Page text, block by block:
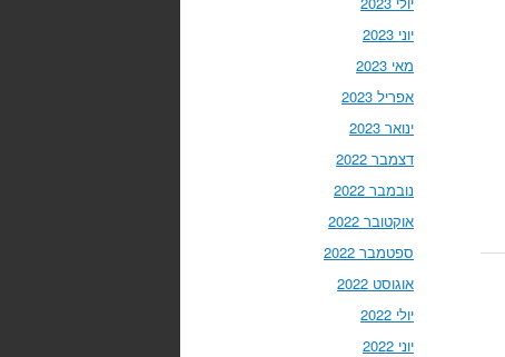
יוני 2023
מאי 2023
אפריל 2023
ינואר 2023
דצמבר 2022
נובמבר 2022
אוקטובר 2022
ספטמבר 2022
אוגוסט 2022
יולי 2022
יוני 2022